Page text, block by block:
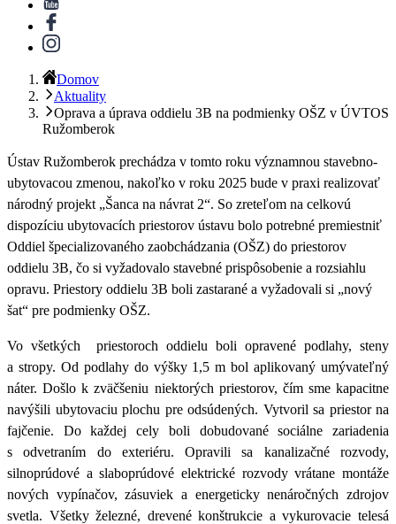
Domov
Aktuality
Oprava a úprava oddielu 3B na podmienky OŠZ v ÚVTOS
Ružomberok
Ústav Ružomberok prechádza v tomto roku významnou stavebno-
ubytovacou zmenou, nakoľko v roku 2025 bude v praxi realizovať
národný projekt „Šanca na návrat 2“. So zreteľom na celkovú
dispozíciu ubytovacích priestorov ústavu bolo potrebné premiestniť
Oddiel špecializovaného zaobchádzania (OŠZ) do priestorov
oddielu 3B, čo si vyžadovalo stavebné prispôsobenie a rozsiahlu
opravu. Priestory oddielu 3B boli zastarané a vyžadovali si „nový
šat“ pre podmienky OŠZ.
Vo všetkých priestoroch oddielu boli opravené podlahy, steny
a stropy. Od podlahy do výšky 1,5 m bol aplikovaný umývateľný
náter. Došlo k zväčšeniu niektorých priestorov, čím sme kapacitne
navýšili ubytovaciu plochu pre odsúdených. Vytvoril sa priestor na
fajčenie. Do každej cely boli dobudované sociálne zariadenia
s odvetraním do exteriéru. Opravili sa kanalizačné rozvody,
silnoprúdové a slaboprúdové elektrické rozvody vrátane montáže
nových vypínačov, zásuviek a energeticky nenáročných zdrojov
svetla. Všetky železné, drevené konštrukcie a vykurovacie telesá